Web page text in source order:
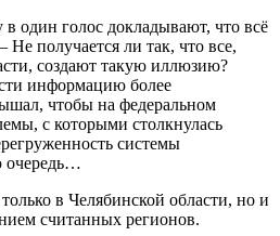
один голос докладывают, что всё
получается ли так, что все,
создают такую иллюзию?
информацию более
чтобы на федеральном
с которыми столкнулась
системы
очередь…
в Челябинской области, но и
считанных регионов.